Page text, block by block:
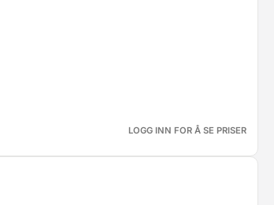
LOGG INN FOR Å SE PRISER